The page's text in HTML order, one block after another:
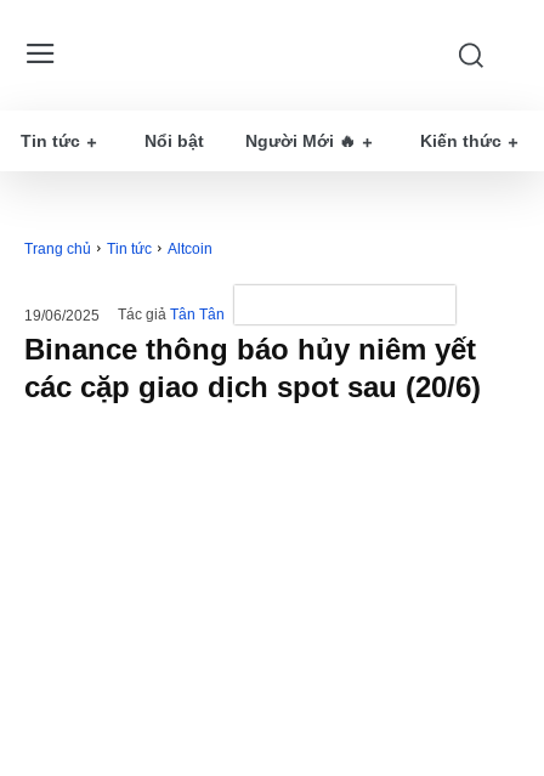
Tin tức Nổi bật Người Mới 🔥 Kiến thức
Trang chủ Tin tức Altcoin
19/06/2025 Tác giả Tân Tân
Binance thông báo hủy niêm yết
các cặp giao dịch spot sau (20/6)